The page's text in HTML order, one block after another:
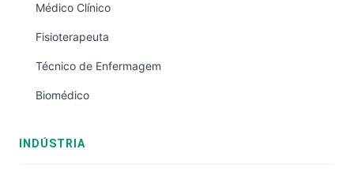
Médico Clínico
Fisioterapeuta
Técnico de Enfermagem
Biomédico
INDÚSTRIA